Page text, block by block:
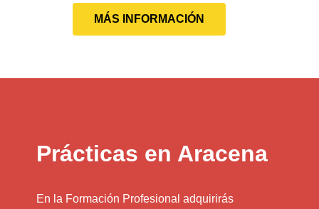
MÁS INFORMACIÓN
Prácticas en Aracena
En la Formación Profesional adquirirás